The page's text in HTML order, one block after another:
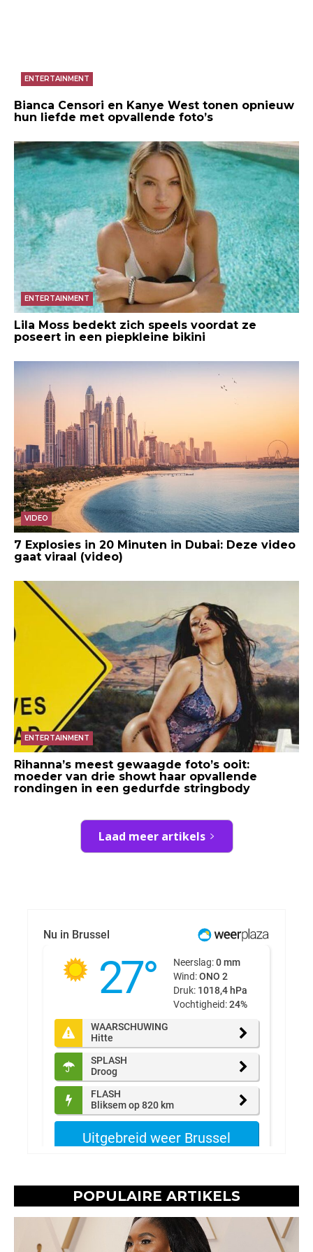
ENTERTAINMENT
Bianca Censori en Kanye West tonen opnieuw
hun liefde met opvallende foto’s
ENTERTAINMENT
Lila Moss bedekt zich speels voordat ze
poseert in een piepkleine bikini
VIDEO
7 Explosies in 20 Minuten in Dubai: Deze video
gaat viraal (video)
ENTERTAINMENT
Rihanna’s meest gewaagde foto’s ooit:
moeder van drie showt haar opvallende
rondingen in een gedurfde stringbody
Laad meer artikels
POPULAIRE ARTIKELS